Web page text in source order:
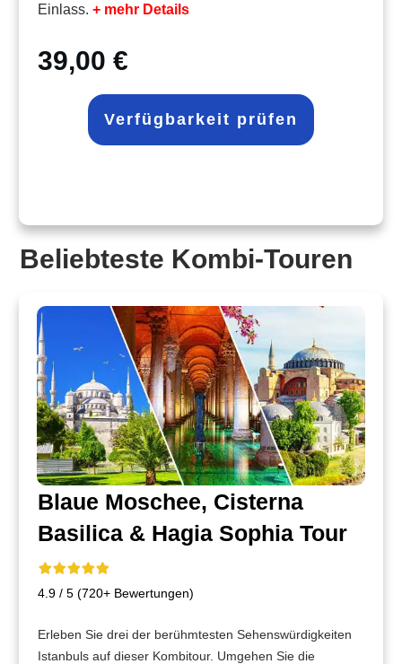
Einlass. + mehr Details
39,00 €
Verfügbarkeit prüfen
Beliebteste Kombi-Touren
Blaue Moschee, Cisterna
Basilica & Hagia Sophia Tour
4.9 / 5 (720+ Bewertungen)
Erleben Sie drei der berühmtesten Sehenswürdigkeiten
Istanbuls auf dieser Kombitour. Umgehen Sie die